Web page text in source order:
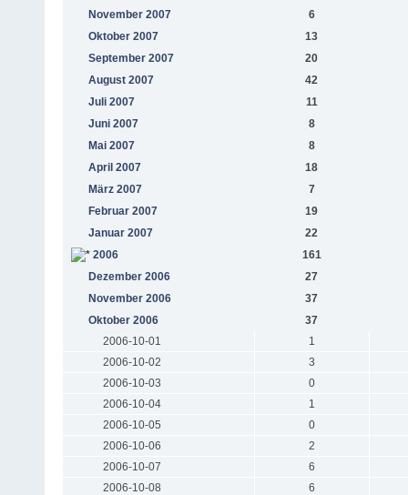
November 2007
6
Oktober 2007
13
September 2007
20
August 2007
42
Juli 2007
11
Juni 2007
8
Mai 2007
8
April 2007
18
März 2007
7
Februar 2007
19
Januar 2007
22
2006
161
Dezember 2006
27
November 2006
37
Oktober 2006
37
2006-10-01
1
2006-10-02
3
2006-10-03
0
2006-10-04
1
2006-10-05
0
2006-10-06
2
2006-10-07
6
2006-10-08
6